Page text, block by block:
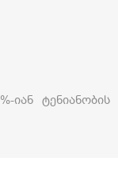
იან ტენიანობის